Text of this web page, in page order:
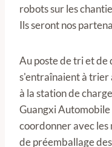
robots sur les
Ils seront nos
Au poste de tri et
s'entraînaient à trier
à la station de
Guangxi Automobile
coordonner avec les
de préemballage